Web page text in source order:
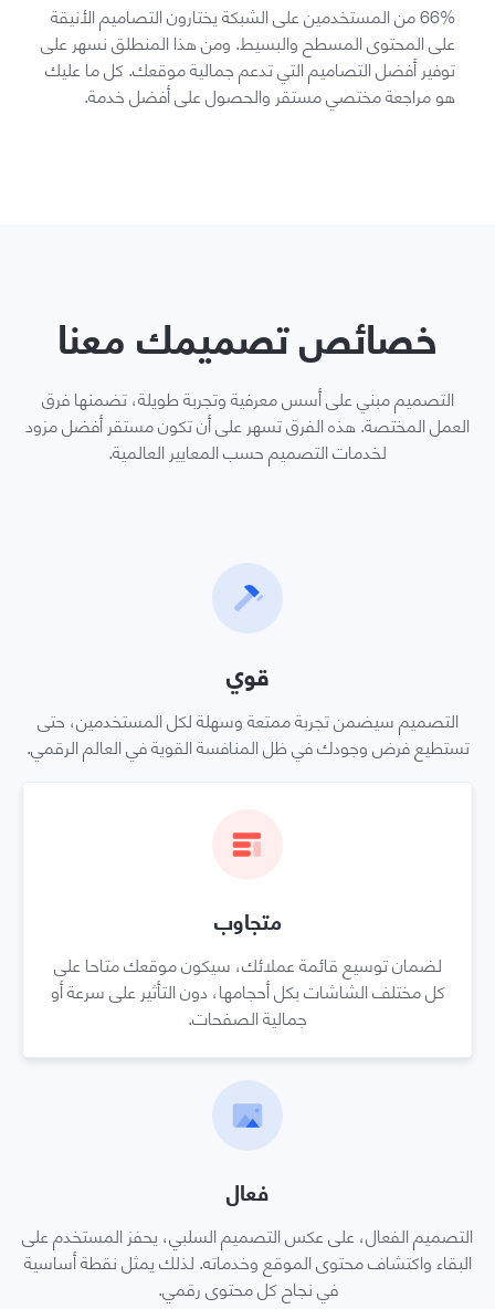
66% من المستخدمين على الشبكة يختارون التصاميم الأنيقة
على المحتوى المسطح والبسيط. ومن هذا المنطلق نسهر على
توفير أفضل التصاميم التي تدعم جمالية موقعك. كل ما عليك
هو مراجعة مختصي مستقر والحصول على أفضل خدمة.
خصائص تصميمك معنا
التصميم مبني على أسس معرفية وتجربة طويلة، تضمنها فرق
العمل المختصة. هذه الفرق تسهر على أن تكون مستقر أفضل مزود
لخدمات التصميم حسب المعايير العالمية.
قوي
التصميم سيضمن تجربة ممتعة وسهلة لكل المستخدمين، حتى
تستطيع فرض وجودك في ظل المنافسة القوية في العالم الرقمي.
متجاوب
لضمان توسيع قائمة عملائك، سيكون موقعك متاحا على
كل مختلف الشاشات بكل أحجامها، دون التأثير على سرعة أو
جمالية الصفحات.
فعال
التصميم الفعال، على عكس التصميم السلبي، يحفز المستخدم على
البقاء واكتشاف محتوى الموقع وخدماته. لذلك يمثل نقطة أساسية
في نجاح كل محتوى رقمي.